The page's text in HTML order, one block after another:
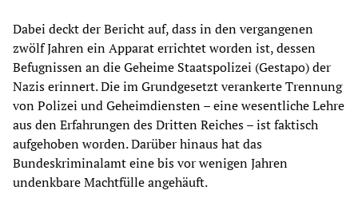
Dabei deckt der Bericht auf, dass in den vergangenen
zwölf Jahren ein Apparat errichtet worden ist, dessen
Befugnissen an die Geheime Staatspolizei (Gestapo) der
Nazis erinnert. Die im Grundgesetzt verankerte Trennung
von Polizei und Geheimdiensten – eine wesentliche Lehre
aus den Erfahrungen des Dritten Reiches – ist faktisch
aufgehoben worden. Darüber hinaus hat das
Bundeskriminalamt eine bis vor wenigen Jahren
undenkbare Machtfülle angehäuft.